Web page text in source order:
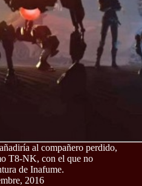
al compañero perdido,
T8-NK, con el que no
de Inafume.
2016